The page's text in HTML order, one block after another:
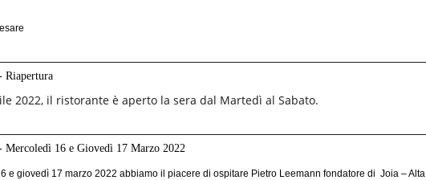
Riapertura
2022, il ristorante è aperto la sera dal Martedì al Sabato.
Mercoledì 16 e Giovedì 17 Marzo 2022
e giovedì 17 marzo 2022 abbiamo il piacere di ospitare Pietro Leemann fondatore di Joia – Alta